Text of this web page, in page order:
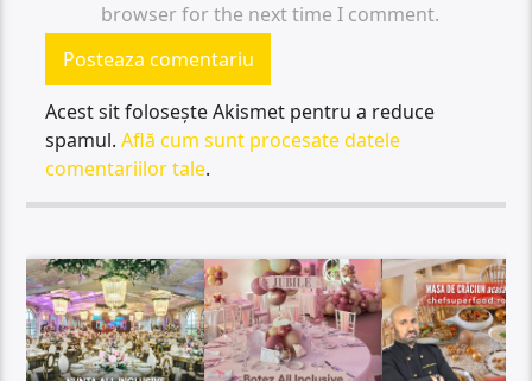
browser for the next time I comment.
Acest sit folosește Akismet pentru a reduce
spamul.Află cum sunt procesate datele
comentariilor tale.